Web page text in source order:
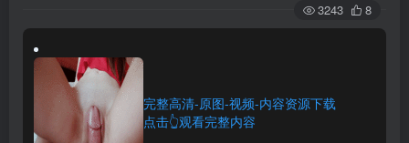
3243 8
完整高清-原图-视频-内容资源下载
点击👆观看完整内容